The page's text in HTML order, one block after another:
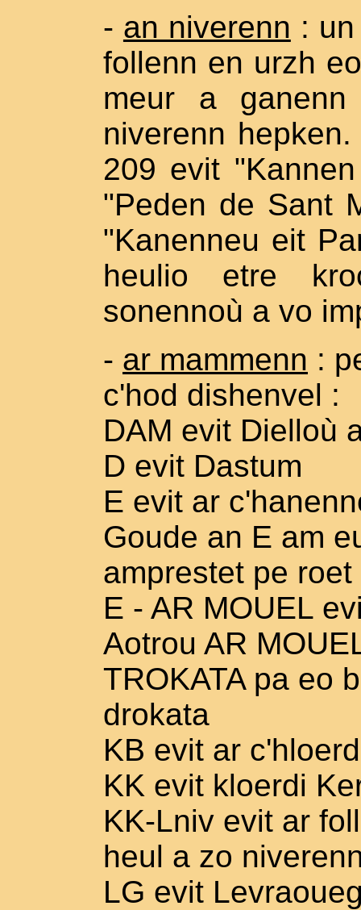
- an niverenn :
follenn en urzh
meur a
niverenn
209 evit
"Peden de Sant
"Kanenneu eit
heulio etre
sonennoù a vo
- ar mammenn :
c'hod dishenvel :
DAM evit Dielloù
D evit Dastum
E evit ar
Goude an E am
amprestet pe
E - AR MOUEL
Aotrou AR
TROKATA pa eo
drokata
KB evit ar
KK evit kloerdi
KK-Lniv evit ar
heul a zo
LG evit